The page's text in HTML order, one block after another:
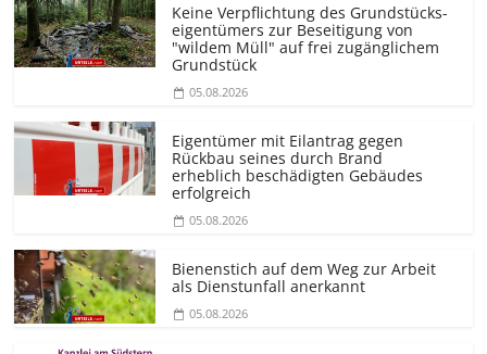
Keine Verpflichtung des Grundstücks­
eigentümers zur Beseitigung von
"wildem Müll" auf frei zugänglichem
Grundstück
05.08.2026
Eigentümer mit Eilantrag gegen
Rückbau seines durch Brand
erheblich beschädigten Gebäudes
erfolgreich
05.08.2026
Bienenstich auf dem Weg zur Arbeit
als Dienstunfall anerkannt
05.08.2026